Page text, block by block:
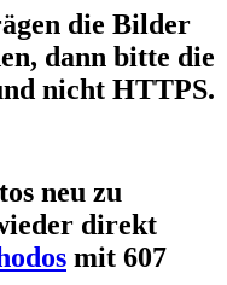
die Bilder
dann bitte die
nicht HTTPS.
neu zu
direkt
mit 607